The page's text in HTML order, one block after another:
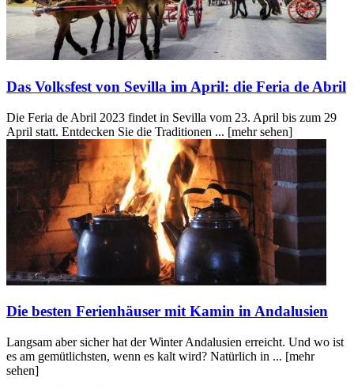
Das Volksfest von Sevilla im April: die Feria de Abril
Die Feria de Abril 2023 findet in Sevilla vom 23. April bis zum 29
April statt. Entdecken Sie die Traditionen ... [mehr sehen]
Die besten Ferienhäuser mit Kamin in Andalusien
Langsam aber sicher hat der Winter Andalusien erreicht. Und wo ist
es am gemütlichsten, wenn es kalt wird? Natürlich in ... [mehr
sehen]